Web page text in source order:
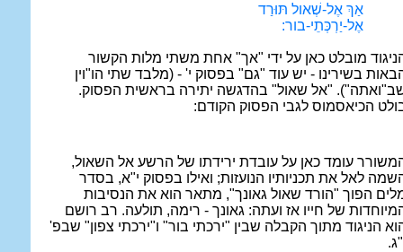
אַךְ אֶל-שְׁאול תּוּרַד
אֶל-יַרְכְּתֵי-בור:
מובלט כאן על ידי "אך" אחת משתי מלות הקשור
בשירינו - יש עוד "גם" בפסוק י' - (מלבד שתי הו"וין
"אל שאול" בהדגשה יתירה בראשית הפסוק.
הכיאסמוס לגבי הפסוק הקודם:
עומד כאן על עובדת ירידתו של הרשע אל השאול,
לאל את תכניותיו הנועזות; ואילו בפסוק י"א, בסדר
הפוך "הורד שאול גאונך", מתאר הוא את הנסיבות
של חייו אז ועתה: גאונך - רימה, תולעה. רב רושם
הניגוד מתוך הקבלה שבין "ירכתי בור" ו"ירכתי צפון" שבפ'